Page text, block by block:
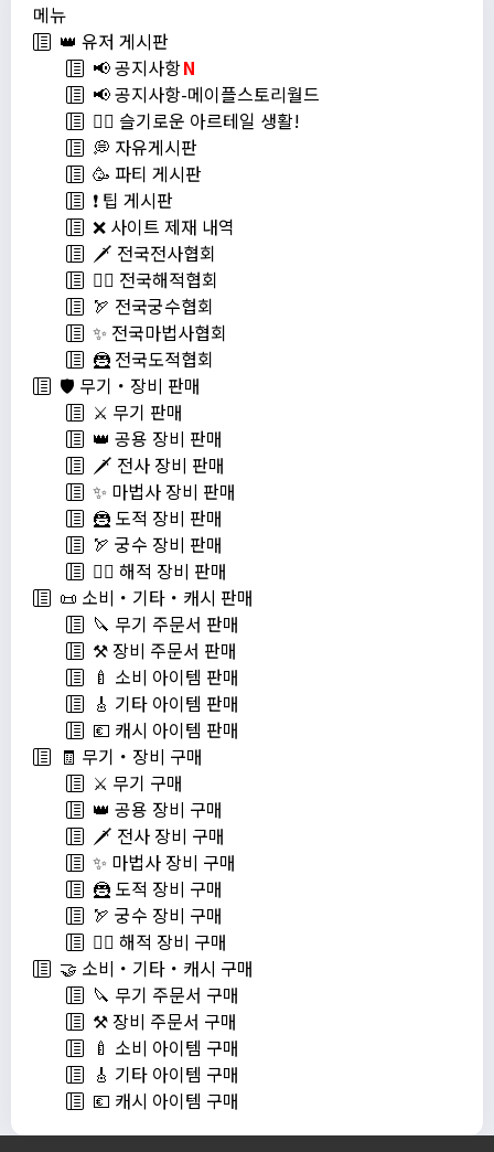
메뉴
👑 유저 게시판
📢 공지사항N
📢 공지사항-메이플스토리월드
💁‍♂ 슬기로운 아르테일 생활!
💭 자유게시판
🥳 파티 게시판
❗️ 팁 게시판
❌ 사이트 제재 내역
🗡️ 전국전사협회
🏴‍☠️ 전국해적협회
🏹 전국궁수협회
✨ 전국마법사협회
🦹 전국도적협회
🛡️ 무기・장비 판매
⚔️ 무기 판매
👑 공용 장비 판매
🗡️ 전사 장비 판매
✨ 마법사 장비 판매
🦹 도적 장비 판매
🏹 궁수 장비 판매
🏴‍☠️ 해적 장비 판매
📜 소비・기타・캐시 판매
🔪 무기 주문서 판매
⚒️ 장비 주문서 판매
🍼 소비 아이템 판매
🎸 기타 아이템 판매
💶 캐시 아이템 판매
🧾 무기・장비 구매
⚔️ 무기 구매
👑 공용 장비 구매
🗡️ 전사 장비 구매
✨ 마법사 장비 구매
🦹 도적 장비 구매
🏹 궁수 장비 구매
🏴‍☠️ 해적 장비 구매
🤝 소비・기타・캐시 구매
🔪 무기 주문서 구매
⚒️ 장비 주문서 구매
🍼 소비 아이템 구매
🎸 기타 아이템 구매
💶 캐시 아이템 구매